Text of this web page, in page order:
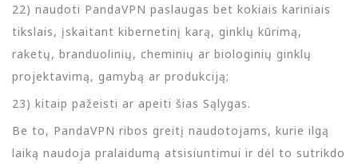
22) naudoti PandaVPN paslaugas bet kokiais kariniais
tikslais, įskaitant kibernetinį karą, ginklų kūrimą,
raketų, branduolinių, cheminių ar biologinių ginklų
projektavimą, gamybą ar produkciją;
23) kitaip pažeisti ar apeiti šias Sąlygas.
Be to, PandaVPN ribos greitį naudotojams, kurie ilgą
laiką naudoja pralaidumą atsisiuntimui ir dėl to sutrikdo